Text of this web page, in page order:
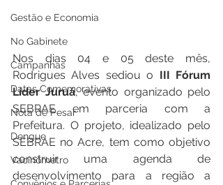
Gestão e Economia
No Gabinete
Campanhas
Datas Comemorativas
Nota de Pesar
Dengue
Vacinômetro
Nos dias 04 e 05 deste mês,
Rodrigues Alves sediou o III Fórum
Líder Juruá, evento organizado pelo
SEBRAE em parceria com a
Prefeitura. O projeto, idealizado pelo
SEBRAE no Acre, tem como objetivo
construir uma agenda de
desenvolvimento para a região a